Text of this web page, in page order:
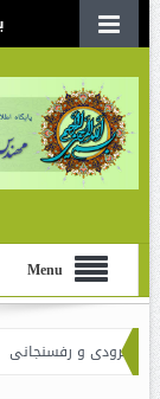
Menu
و رفسنجانی